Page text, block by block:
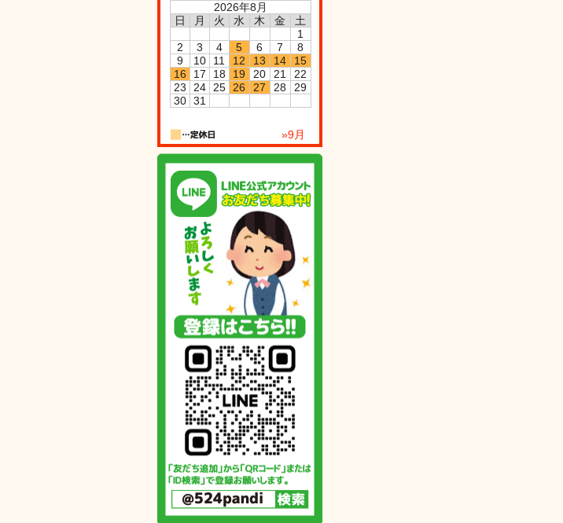
2026年8月
日
月 火 水 木 金
土
1
2
3 4 5 6 7
8
9
10 11 12 13 14
15
16
17 18 19 20 21
22
23
24 25 26 27 28
29
30 31
»9月